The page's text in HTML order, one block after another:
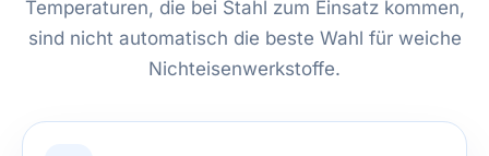
Temperaturen, die bei Stahl zum Einsatz kommen,
sind nicht automatisch die beste Wahl für weiche
Nichteisenwerkstoffe.